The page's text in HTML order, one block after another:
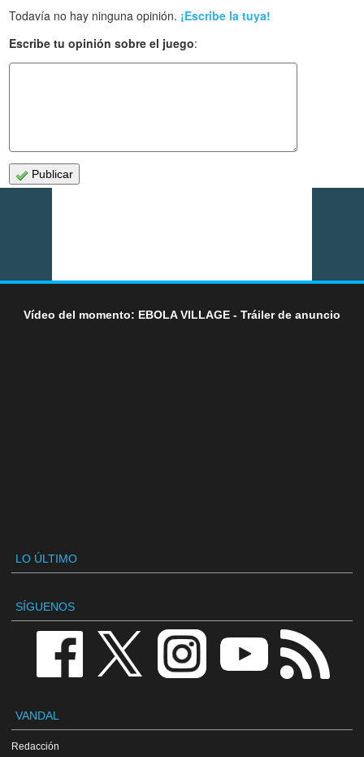
Todavía no hay ninguna opinión. ¡Escribe la tuya!
Escribe tu opinión sobre el juego:
Publicar
Vídeo del momento: EBOLA VILLAGE - Tráiler de anuncio
LO ÚLTIMO
SÍGUENOS
VANDAL
Redacción